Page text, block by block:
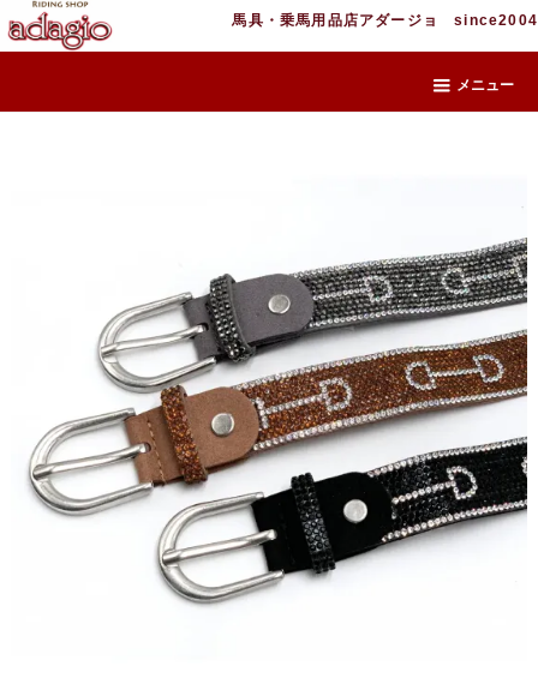
馬具・乗馬用品店アダージョ since2004
メニュー